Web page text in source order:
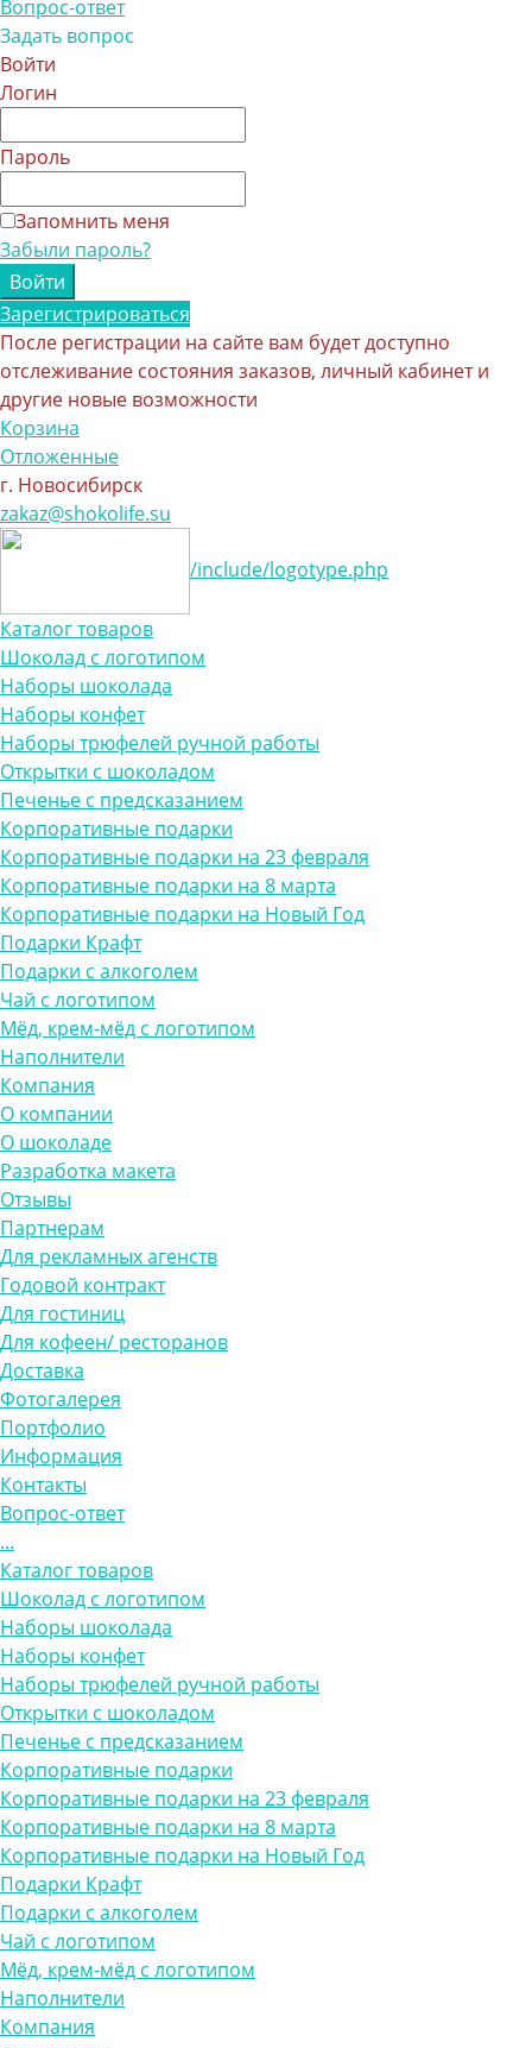
Вопрос-ответ
Задать вопрос
Войти
Логин
Пароль
Запомнить меня
Забыли пароль?
Зарегистрироваться
После регистрации на сайте вам будет доступно
отслеживание состояния заказов, личный кабинет и
другие новые возможности
Корзина
Отложенные
г. Новосибирск
zakaz@shokolife.su
/include/logotype.php
Каталог товаров
Шоколад с логотипом
Наборы шоколада
Наборы конфет
Наборы трюфелей ручной работы
Открытки с шоколадом
Печенье с предсказанием
Корпоративные подарки
Корпоративные подарки на 23 февраля
Корпоративные подарки на 8 марта
Корпоративные подарки на Новый Год
Подарки Крафт
Подарки с алкоголем
Чай с логотипом
Мёд, крем-мёд с логотипом
Наполнители
Компания
О компании
О шоколаде
Разработка макета
Отзывы
Партнерам
Для рекламных агенств
Годовой контракт
Для гостиниц
Для кофеен/ ресторанов
Доставка
Фотогалерея
Портфолио
Информация
Контакты
Вопрос-ответ
...
Каталог товаров
Шоколад с логотипом
Наборы шоколада
Наборы конфет
Наборы трюфелей ручной работы
Открытки с шоколадом
Печенье с предсказанием
Корпоративные подарки
Корпоративные подарки на 23 февраля
Корпоративные подарки на 8 марта
Корпоративные подарки на Новый Год
Подарки Крафт
Подарки с алкоголем
Чай с логотипом
Мёд, крем-мёд с логотипом
Наполнители
Компания